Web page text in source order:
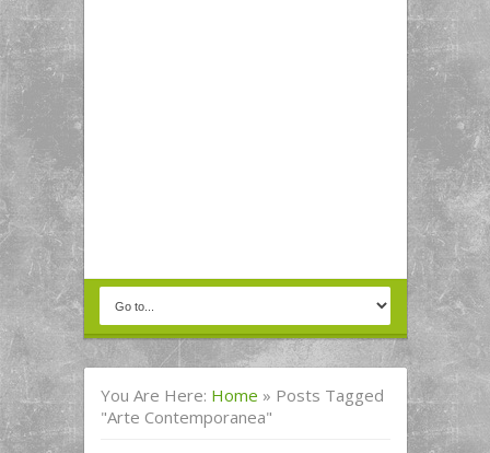
You Are Here: Home » Posts Tagged
"arte Contemporanea"